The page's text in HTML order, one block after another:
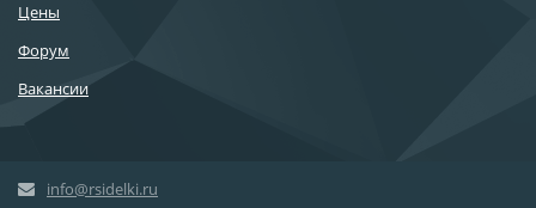
Цены
Форум
Вакансии
info@rsidelki.ru